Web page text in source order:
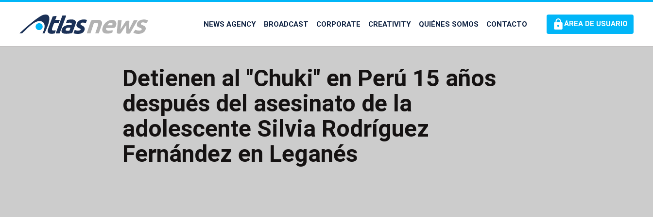
common.go-to-content
NEWS AGENCY BROADCAST CORPORATE CREATIVITY QUIÉNES SOMOS CONTACTO ÁREA DE USUARIO
Detienen al "Chuki" en Perú 15 años
después del asesinato de la
adolescente Silvia Rodríguez
Fernández en Leganés